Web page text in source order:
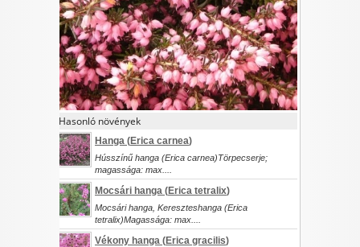
user protection.
CONFIRM
Data Deletion
Hasonló növények
Hanga (Erica carnea)
Hússzínű hanga (Erica carnea)Törpecserje;
magassága: max....
Mocsári hanga (Erica tetralix)
Mocsári hanga, Kereszteshanga (Erica
tetralix)Magassága: max....
Vékony hanga (Erica gracilis)